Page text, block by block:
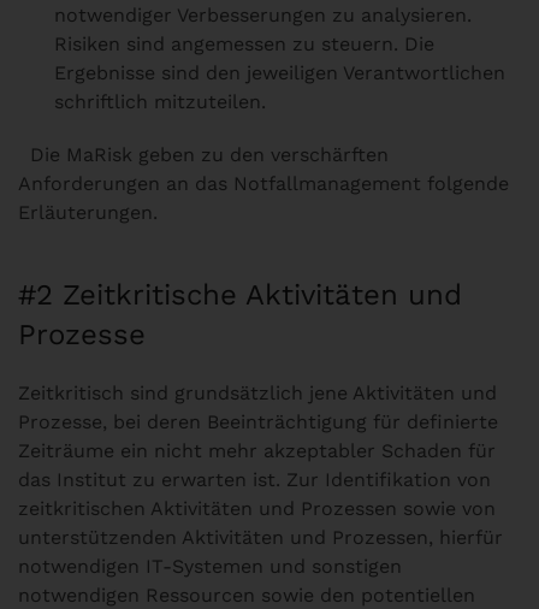
notwendiger Verbesserungen zu analysieren.
Risiken sind angemessen zu steuern. Die
Ergebnisse sind den jeweiligen Verantwortlichen
schriftlich mitzuteilen.
Die MaRisk geben zu den verschärften
Anforderungen an das Notfallmanagement folgende
Erläuterungen.
#2 Zeitkritische Aktivitäten und
Prozesse
Zeitkritisch sind grundsätzlich jene Aktivitäten und
Prozesse, bei deren Beeinträchtigung für definierte
Zeiträume ein nicht mehr akzeptabler Schaden für
das Institut zu erwarten ist. Zur Identifikation von
zeitkritischen Aktivitäten und Prozessen sowie von
unterstützenden Aktivitäten und Prozessen, hierfür
notwendigen IT-Systemen und sonstigen
notwendigen Ressourcen sowie den potentiellen